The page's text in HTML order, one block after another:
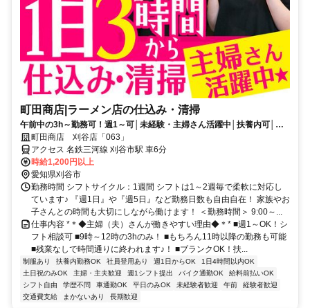
町田商店|ラーメン店の仕込み・清掃
午前中の3h～勤務可！週1～可│未経験・主婦さん活躍中│扶養内可│残
業無町田商店 刈谷店「063」
アクセス 名鉄三河線 刈谷市駅 車6分
時給1,200円以上
愛知県刈谷市
勤務時間 シフトサイクル：1週間 シフトは1～2週毎で柔軟に対応し
ています♪ 『週1日』や『週5日』など勤務日数も自由自在！ 家族やお
子さんとの時間も大切にしながら働けます！ ＜勤務時間＞ 9:00～...
仕事内容 *＊◆主婦（夫）さんが働きやすい理由◆＊* ■週1～OK！シ
フト相談可 ■9時～12時の3hのみ！ ■もちろん11時以降の勤務も可能
■残業なしで時間通りに終われます♪！ ■ブランクOK！扶...
制服あり 扶養内勤務OK 社員登用あり 週1日からOK
1日4時間以内OK
土日祝のみOK
主婦・主夫歓迎 週1シフト提出 バイク通勤OK
給料前払いOK
シフト自由
学歴不問 車通勤OK 平日のみOK 未経験者歓迎 午前
経験者歓迎
交通費支給
まかないあり 長期歓迎